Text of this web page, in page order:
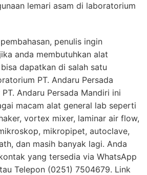
lemari asam di laboratorium
penulis ingin
anda membutuhkan alat
dapatkan di salah satu
rium PT. Andaru Persada
PT. Andaru Persada Mandiri ini
macam alat general lab seperti
vortex mixer, laminar air flow,
mikropipet, autoclave,
dan masih banyak lagi. Anda
yang tersedia via WhatsApp
Telepon (0251) 7504679. Link